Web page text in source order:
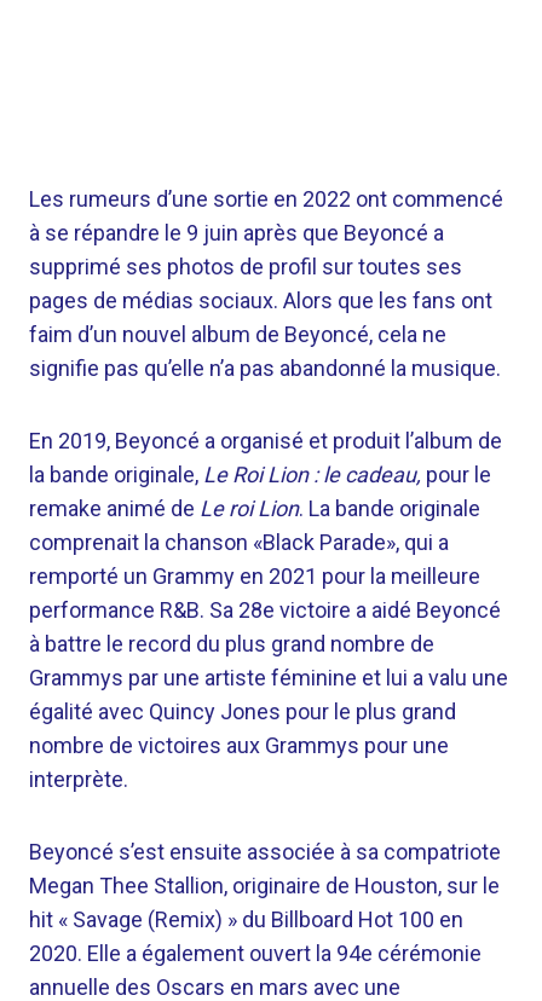
Les rumeurs d’une sortie en 2022 ont commencé
à se répandre le 9 juin après que Beyoncé a
supprimé ses photos de profil sur toutes ses
pages de médias sociaux. Alors que les fans ont
faim d’un nouvel album de Beyoncé, cela ne
signifie pas qu’elle n’a pas abandonné la musique.
En 2019, Beyoncé a organisé et produit l’album de
la bande originale, Le Roi Lion : le cadeau, pour le
remake animé de Le roi Lion. La bande originale
comprenait la chanson «Black Parade», qui a
remporté un Grammy en 2021 pour la meilleure
performance R&B. Sa 28e victoire a aidé Beyoncé
à battre le record du plus grand nombre de
Grammys par une artiste féminine et lui a valu une
égalité avec Quincy Jones pour le plus grand
nombre de victoires aux Grammys pour une
interprète.
Beyoncé s’est ensuite associée à sa compatriote
Megan Thee Stallion, originaire de Houston, sur le
hit « Savage (Remix) » du Billboard Hot 100 en
2020. Elle a également ouvert la 94e cérémonie
annuelle des Oscars en mars avec une